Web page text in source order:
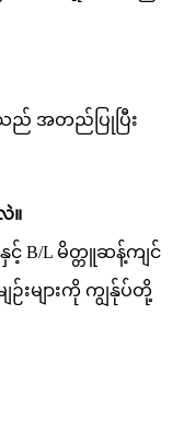
သည် အတည်ပြုပြီး
။
င့် B/L မိတ္တူဆန့်ကျင်
ျဉ်းများကို ကျွန်ုပ်တို့